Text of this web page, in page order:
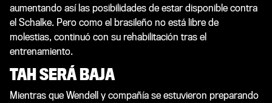
aumentando así las posibilidades de estar disponible contra
el Schalke. Pero como el brasileño no está libre de
molestias, continuó con su rehabilitación tras el
entrenamiento.
TAH SERÁ BAJA
Mientras que Wendell y compañía se estuvieron preparando